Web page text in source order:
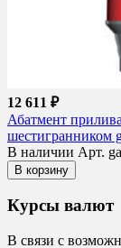
12 611 ₽
Абатмент
шестигранником
В наличии Арт.
В корзину
Курсы валют
В связи с